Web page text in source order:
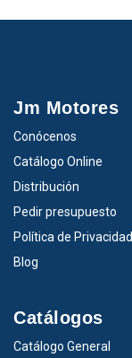
Jm Motores
Conócenos
Catálogo Online
Distribución
Pedir presupuesto
Política de Privacidad
Blog
Catálogos
Catálogo General